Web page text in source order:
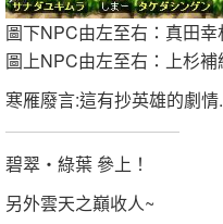
圖下NPC由左至右：真田
圖上NPC由左至右：上杉
寒雁廢言:這有抄英雄的劇情
碧翠‧綠葉 參上！
另外雲天